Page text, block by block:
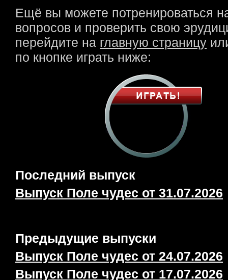
Ещё вы можете потренироваться
вопросов и проверить свою
перейдите на главную страницу
по кнопке играть ниже:
Последний выпуск
Выпуск Поле чудес от 31.07.2026
Предыдущие выпуски
Выпуск Поле чудес от 24.07.2026
Выпуск Поле чудес от 17.07.2026